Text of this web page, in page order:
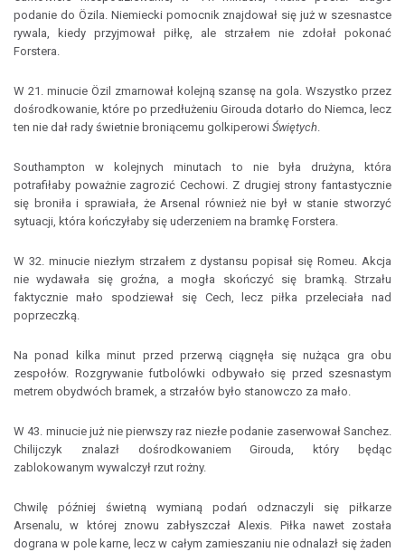
podanie do Özila. Niemiecki pomocnik znajdował się już w szesnastce
rywala, kiedy przyjmował piłkę, ale strzałem nie zdołał pokonać
Forstera.
W 21. minucie Özil zmarnował kolejną szansę na gola. Wszystko przez
dośrodkowanie, które po przedłużeniu Girouda dotarło do Niemca, lecz
ten nie dał rady świetnie broniącemu golkiperowi Świętych.
Southampton w kolejnych minutach to nie była drużyna, która
potrafiłaby poważnie zagrozić Cechowi. Z drugiej strony fantastycznie
się broniła i sprawiała, że Arsenal również nie był w stanie stworzyć
sytuacji, która kończyłaby się uderzeniem na bramkę Forstera.
W 32. minucie niezłym strzałem z dystansu popisał się Romeu. Akcja
nie wydawała się groźna, a mogła skończyć się bramką. Strzału
faktycznie mało spodziewał się Cech, lecz piłka przeleciała nad
poprzeczką.
Na ponad kilka minut przed przerwą ciągnęła się nużąca gra obu
zespołów. Rozgrywanie futbolówki odbywało się przed szesnastym
metrem obydwóch bramek, a strzałów było stanowczo za mało.
W 43. minucie już nie pierwszy raz niezłe podanie zaserwował Sanchez.
Chilijczyk znalazł dośrodkowaniem Girouda, który będąc
zablokowanym wywalczył rzut rożny.
Chwilę później świetną wymianą podań odznaczyli się piłkarze
Arsenalu, w której znowu zabłyszczał Alexis. Piłka nawet została
dograna w pole karne, lecz w całym zamieszaniu nie odnalazł się żaden